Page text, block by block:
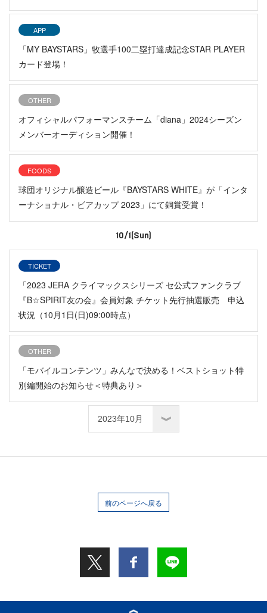
APP
「MY BAYSTARS」牧選手100二塁打達成記念STAR PLAYER
カード登場！
OTHER
オフィシャルパフォーマンスチーム「diana」2024シーズン
メンバーオーディション開催！
FOODS
球団オリジナル醸造ビール『BAYSTARS WHITE』が「インタ
ーナショナル・ビアカップ 2023」にて銅賞受賞！
10/1(Sun)
TICKET
「2023 JERA クライマックスシリーズ セ公式ファンクラブ
『B☆SPIRIT友の会』会員対象 チケット先行抽選販売 申込
状況（10月1日(日)09:00時点）
OTHER
「モバイルコンテンツ」みんなで決める！ベストショット特
別編開始のお知らせ＜特典あり＞
前のページへ戻る